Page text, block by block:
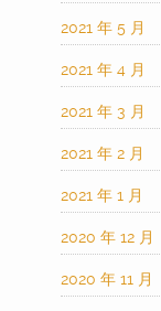
2021 年 5 月
2021 年 4 月
2021 年 3 月
2021 年 2 月
2021 年 1 月
2020 年 12 月
2020 年 11 月